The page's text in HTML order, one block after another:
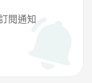
閱通知